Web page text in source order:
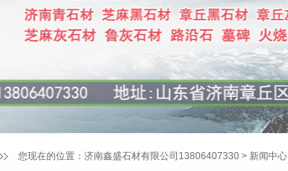
您现在的位置： 济南鑫盛石材有限公司13806407330 > 新闻中心